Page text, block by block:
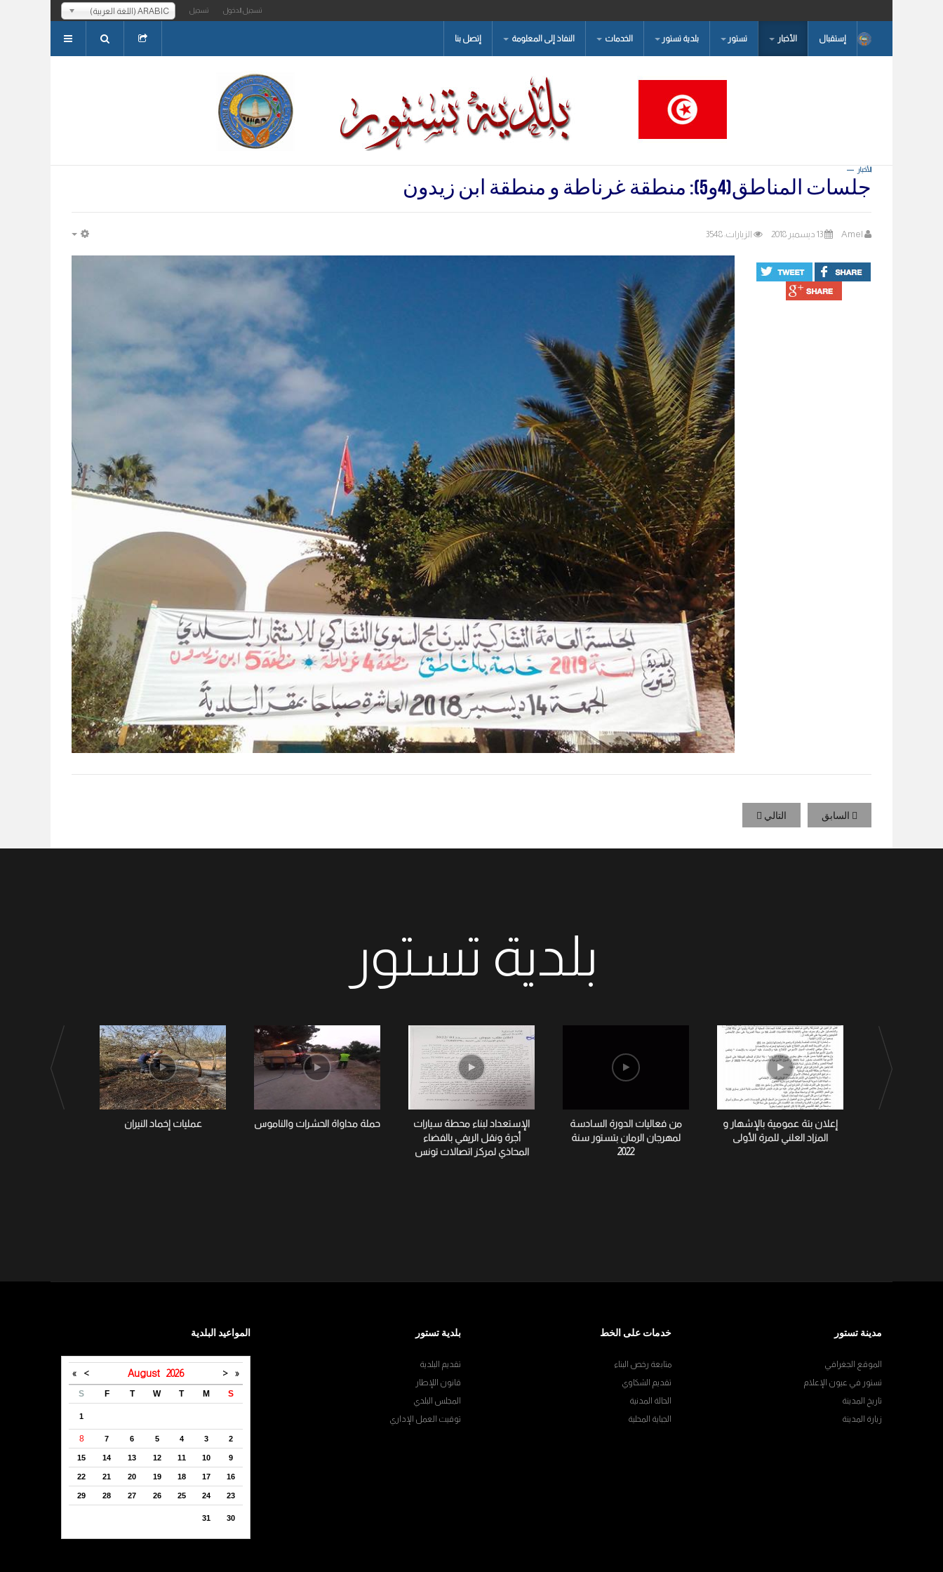
ARABIC (اللغة العربية) تسجيل الدخول تسجيل
إستقبال الأخبار تستور بلدية تستور الخدمات النفاذ إلى المعلومة إتصل بنا
الأخبار
جلسات المناطق(4و5): منطقة غرناطة و منطقة ابن زيدون
Amel 13 ديسمبر 2018 الزيارات: 3548
السابق التالي
بلدية تستور
إعلان بتة عمومية بالإشهار و
المزاد العلني للمرة الأولى
من فعاليات الدورة السادسة
لمهرجان الرمان بتستور سنة
2022
الإستعداد لبناء محطة سيارات
أجرة ونقل الريفي بالفضاء
المحاذي لمركز اتصالات تونس
حملة مداواة الحشرات والناموس عمليات إخماد النيران
مدينة تستور
الموقع الجغرافي
تستور في عيون الإعلام
تاريخ المدينة
زيارة المدينة
خدمات على الخط
متابعة رخص البناء
تقديم الشكاوي
الحالة المدنية
الجباية المحلية
بلدية تستور
تقديم البلدية
قانون اللإطار
المجلس البلدي
توقيت العمل الإداري
المواعيد البلدية
«
<
August 2026
>
»
S
M
T
W
T
F
S
1
2
3
4
5
6
7
8
9
10
11
12
13
14
15
16
17
18
19
20
21
22
23
24
25
26
27
28
29
30
31